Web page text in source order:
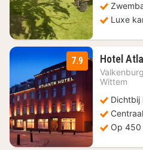
Luxe
7.9 Hotel
Valkenburg
Wittem
Dichtbij
Op 450